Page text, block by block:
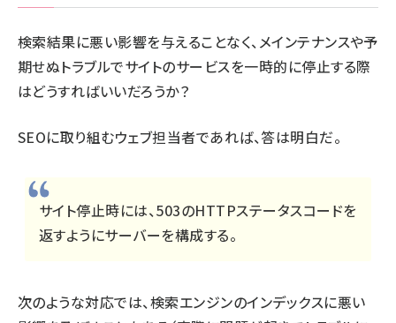
検索結果に悪い影響を与えることなく、メインテナンスや予
期せぬトラブルでサイトのサービスを一時的に停止する際
はどうすればいいだろうか？
SEOに取り組むウェブ担当者であれば、答は明白だ。
サイト停止時には、503のHTTPステータスコードを
返すようにサーバーを構成する。
次のような対応では、検索エンジンのインデックスに悪い